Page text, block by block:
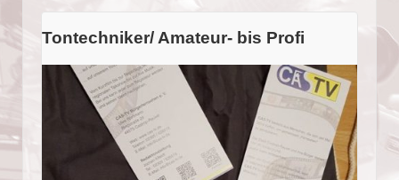
Tontechniker/ Amateur- bis Profi